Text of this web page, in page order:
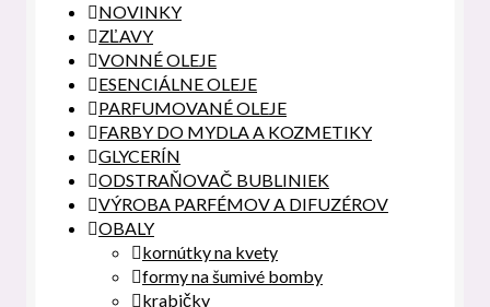
NOVINKY
ZĽAVY
VONNÉ OLEJE
ESENCIÁLNE OLEJE
PARFUMOVANÉ OLEJE
FARBY DO MYDLA A KOZMETIKY
GLYCERÍN
ODSTRAŇOVAČ BUBLINIEK
VÝROBA PARFÉMOV A DIFUZÉROV
OBALY
kornútky na kvety
formy na šumivé bomby
krabičky